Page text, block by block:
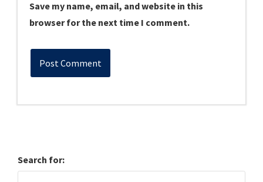
Save my name, email, and website in this
browser for the next time I comment.
Search for: